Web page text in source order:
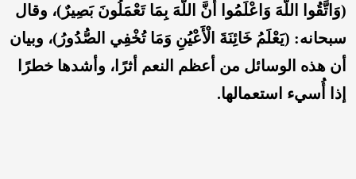
(وَاتَّقُوا اللَّهَ وَاعْلَمُوا أَنَّ اللَّهَ بِمَا تَعْمَلُونَ بَصِيرٌ)، وقال
سبحانه: (يَعْلَمُ خَائِنَةَ الْأَعْيُنِ وَمَا تُخْفِي الصُّدُورُ)، وبيان
أن هذه الوسائل من أعظم النعم أثرًا، وأشدها خطرًا
إذا أُسيء استعمالها.